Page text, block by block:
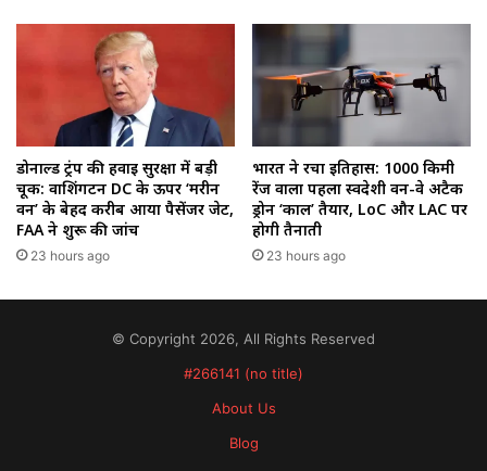
डोनाल्ड ट्रंप की हवाई सुरक्षा में बड़ी
चूक: वाशिंगटन DC के ऊपर ‘मरीन
वन’ के बेहद करीब आया पैसेंजर जेट,
FAA ने शुरू की जांच
23 hours ago
भारत ने रचा इतिहास: 1000 किमी
रेंज वाला पहला स्वदेशी वन-वे अटैक
ड्रोन ‘काल’ तैयार, LoC और LAC पर
होगी तैनाती
23 hours ago
© Copyright 2026, All Rights Reserved
#266141 (no title)
About Us
Blog